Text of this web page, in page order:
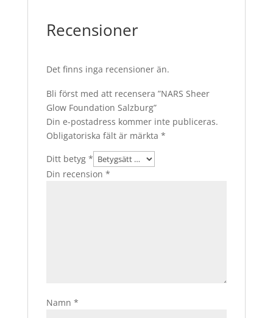
Recensioner
Det finns inga recensioner än.
Bli först med att recensera ”NARS Sheer
Glow Foundation Salzburg”
Din e-postadress kommer inte publiceras.
Obligatoriska fält är märkta *
Ditt betyg *
Din recension *
Namn *